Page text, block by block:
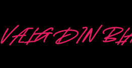
VÆLG DIN